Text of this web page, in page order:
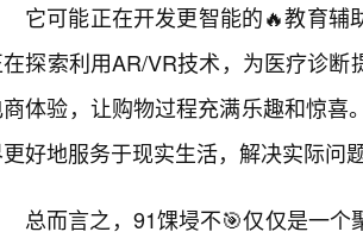
它可能正在开发更智能的🔥教育
探索利用AR/VR技术，为医疗诊
商体验，让购物过程充满乐趣和惊
好地服务于现实生活，解决实际问
总而言之，91馃埐不🎯仅仅是一